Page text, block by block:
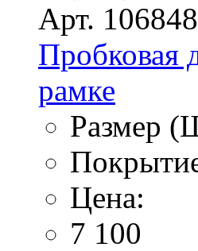
Арт. 106848
Пробковая
рамке
Размер
Цена:
7 100